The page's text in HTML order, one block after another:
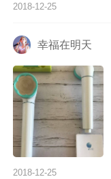
2018-12-25
幸福在明天
2018-12-25